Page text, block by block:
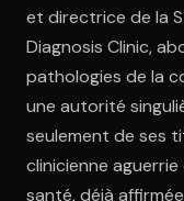
et directrice de la
Diagnosis Clinic,
pathologies de la
une autorité
seulement de ses
clinicienne
santé, déjà